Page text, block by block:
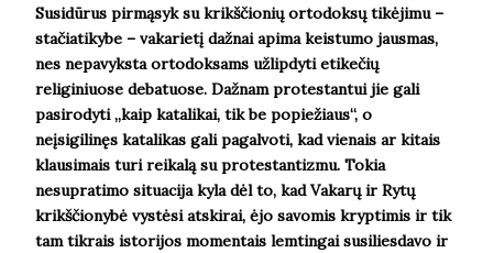
Susidūrus pirmąsyk su krikščionių ortodoksų tikėjimu –
stačiatikybe – vakarietį dažnai apima keistumo jausmas,
nes nepavyksta ortodoksams užlipdyti etikečių
religiniuose debatuose. Dažnam protestantui jie gali
pasirodyti „kaip katalikai, tik be popiežiaus“, o
neįsigilinęs katalikas gali pagalvoti, kad vienais ar kitais
klausimais turi reikalą su protestantizmu. Tokia
nesupratimo situacija kyla dėl to, kad Vakarų ir Rytų
krikščionybė vystėsi atskirai, ėjo savomis kryptimis ir tik
tam tikrais istorijos momentais lemtingai susiliesdavo ir